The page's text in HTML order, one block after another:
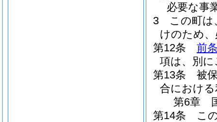
必要な事
3
この町は
けのため
第12条
前
項は、別
第13条
被
合におけ
第6章
第14条
こ